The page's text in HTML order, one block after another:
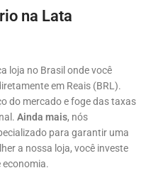
na Lata
loja no Brasil onde você
em Reais (BRL).
do mercado e foge das taxas
Ainda mais, nós
para garantir uma
a nossa loja, você investe